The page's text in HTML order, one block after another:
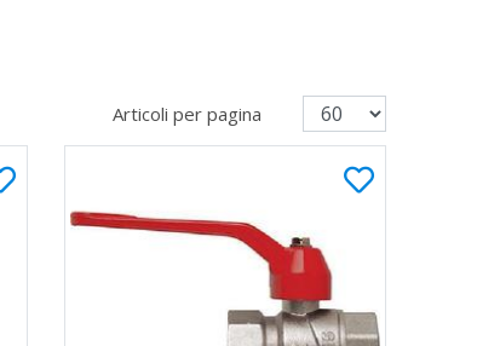
Articoli per pagina